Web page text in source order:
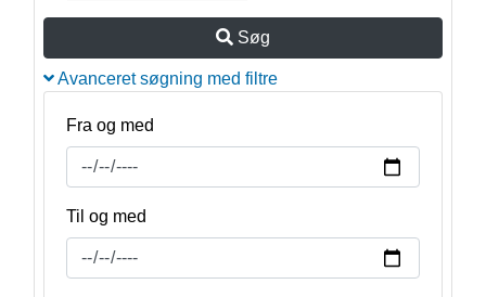
Søg
Avanceret søgning med filtre
Fra og med
Til og med